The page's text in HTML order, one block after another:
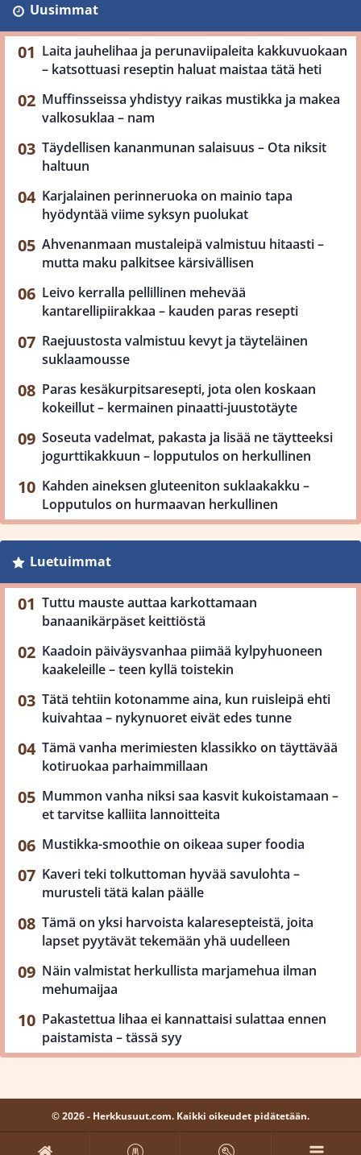
Uusimmat
Laita jauhelihaa ja perunaviipaleita kakkuvuokaan
– katsottuasi reseptin haluat maistaa tätä heti
Muffinsseissa yhdistyy raikas mustikka ja makea
valkosuklaa – nam
Täydellisen kananmunan salaisuus – Ota niksit
haltuun
Karjalainen perinneruoka on mainio tapa
hyödyntää viime syksyn puolukat
Ahvenanmaan mustaleipä valmistuu hitaasti –
mutta maku palkitsee kärsivällisen
Leivo kerralla pellillinen mehevää
kantarellipiirakkaa – kauden paras resepti
Raejuustosta valmistuu kevyt ja täyteläinen
suklaamousse
Paras kesäkurpitsaresepti, jota olen koskaan
kokeillut – kermainen pinaatti-juustotäyte
Soseuta vadelmat, pakasta ja lisää ne täytteeksi
jogurttikakkuun – lopputulos on herkullinen
Kahden aineksen gluteeniton suklaakakku –
Lopputulos on hurmaavan herkullinen
Luetuimmat
Tuttu mauste auttaa karkottamaan
banaanikärpäset keittiöstä
Kaadoin päiväysvanhaa piimää kylpyhuoneen
kaakeleille – teen kyllä toistekin
Tätä tehtiin kotonamme aina, kun ruisleipä ehti
kuivahtaa – nykynuoret eivät edes tunne
Tämä vanha merimiesten klassikko on täyttävää
kotiruokaa parhaimmillaan
Mummon vanha niksi saa kasvit kukoistamaan –
et tarvitse kalliita lannoitteita
Mustikka-smoothie on oikeaa super foodia
Kaveri teki tolkuttoman hyvää savulohta –
murusteli tätä kalan päälle
Tämä on yksi harvoista kalaresepteistä, joita
lapset pyytävät tekemään yhä uudelleen
Näin valmistat herkullista marjamehua ilman
mehumaijaa
Pakastettua lihaa ei kannattaisi sulattaa ennen
paistamista – tässä syy
© 2026 - Herkkusuut.com. Kaikki oikeudet pidätetään.